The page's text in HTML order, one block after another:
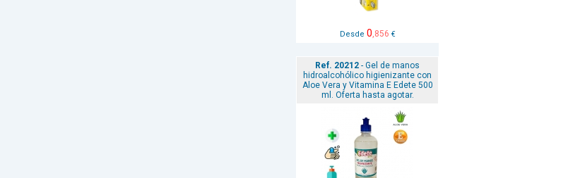
Desde 0,856 €
Ref. 20212 - Gel de manos
hidroalcohólico higienizante con
Aloe Vera y Vitamina E Edete 500
ml. Oferta hasta agotar.